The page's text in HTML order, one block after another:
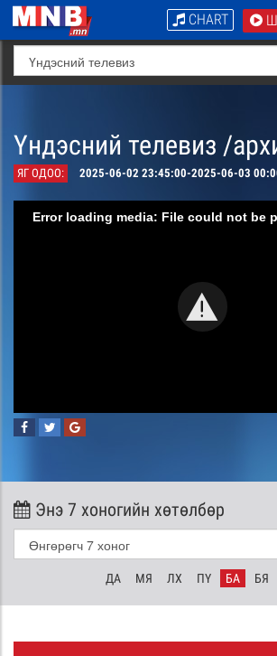
CHART
Үндэсний телевиз /
ЯГ ОДОО: 2025-06-02 23:45:00-2025-06-03
Error loading media: File could not be
Энэ 7 хоногийн хөтөлбөр
ДА МЯ ЛХ ПҮ БА БЯ